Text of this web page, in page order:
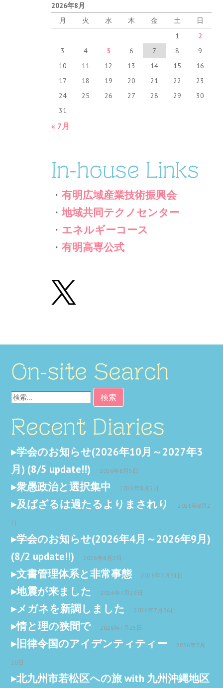
2026年8月
月
火 水 木 金 土
日
1
2
3
4 5 6 7 8
9
10
11 12 13 14 15
16
17
18 19 20 21 22
23
24
25 26 27 28 29
30
31
« 7月
In-house Links
・有明広域産業技術振興会
・地域共同テクノセンター
・ エネルギーコース
・有明高専公式
On-site Search
検
索:
Recent Diaries
学会のお知らせ(2026年10月～2027年3
月) (8/5 update!!)
2026年8月5日
衆愚政治と選択集中 2026年8月5日
及ばざるは過たるよりまされり 2026年8月2
日
学会のお知らせ(2026年4月～2026年9月)
(8/2 update!!)
2026年8月2日
文書管理体系と非常事態 2026年7月31日
地震が来ました 2026年7月29日
メガネを新調しました 2026年7月26日
情と理の狭間で 2026年7月25日
旧律令国のアイデンティティー 2026年7月
20日
北九州市若松区への旅 with 九州沖縄地区